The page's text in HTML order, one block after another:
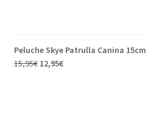
Peluche Skye Patrulla Canina 15cm
15,95€ 12,95€